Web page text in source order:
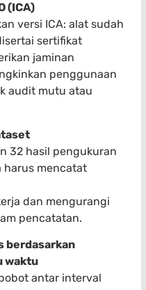
(ICA)
versi ICA: alat sudah
sertifikat
jaminan
penggunaan
audit mutu atau
32 hasil pengukuran
harus mencatat
dan mengurangi
pencatatan.
berdasarkan
waktu
antar interval